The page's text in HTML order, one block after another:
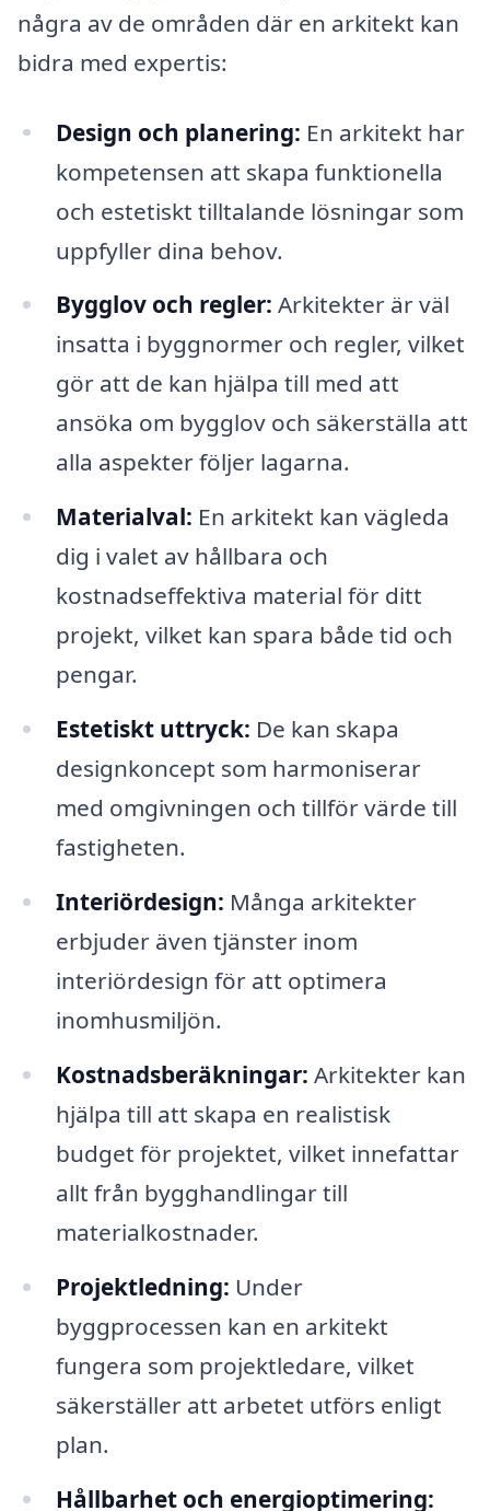
några av de områden där en arkitekt kan
bidra med expertis:
Design och planering: En arkitekt har
kompetensen att skapa funktionella
och estetiskt tilltalande lösningar som
uppfyller dina behov.
Bygglov och regler: Arkitekter är väl
insatta i byggnormer och regler, vilket
gör att de kan hjälpa till med att
ansöka om bygglov och säkerställa att
alla aspekter följer lagarna.
Materialval: En arkitekt kan vägleda
dig i valet av hållbara och
kostnadseffektiva material för ditt
projekt, vilket kan spara både tid och
pengar.
Estetiskt uttryck: De kan skapa
designkoncept som harmoniserar
med omgivningen och tillför värde till
fastigheten.
Interiördesign: Många arkitekter
erbjuder även tjänster inom
interiördesign för att optimera
inomhusmiljön.
Kostnadsberäkningar: Arkitekter kan
hjälpa till att skapa en realistisk
budget för projektet, vilket innefattar
allt från bygghandlingar till
materialkostnader.
Projektledning: Under
byggprocessen kan en arkitekt
fungera som projektledare, vilket
säkerställer att arbetet utförs enligt
plan.
Hållbarhet och energioptimering: